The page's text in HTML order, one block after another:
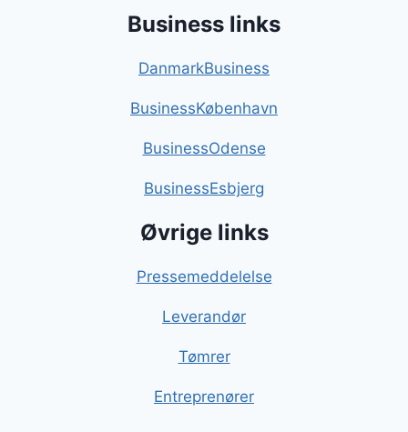
Business links
DanmarkBusiness
BusinessKøbenhavn
BusinessOdense
BusinessEsbjerg
Øvrige links
Pressemeddelelse
Leverandør
Tømrer
Entreprenører